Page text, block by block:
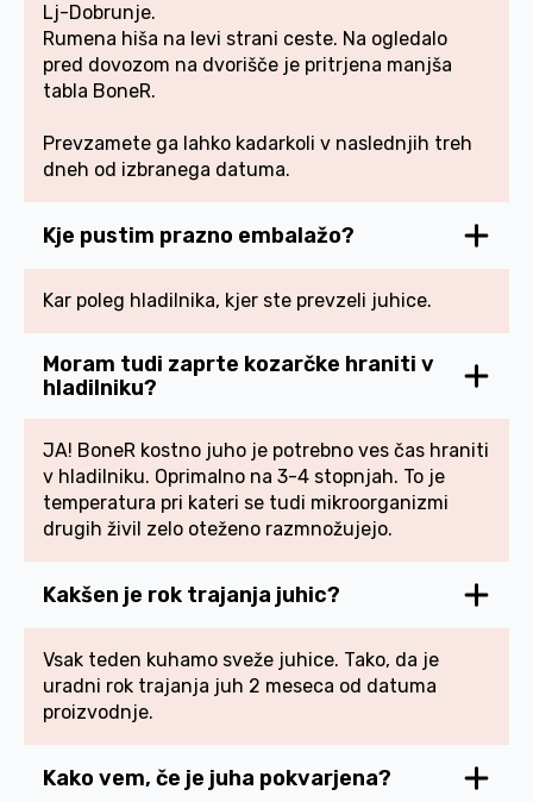
Lj-Dobrunje.
Rumena hiša na levi strani ceste. Na ogledalo
pred dovozom na dvorišče je pritrjena manjša
tabla BoneR.
Prevzamete ga lahko kadarkoli v naslednjih treh
dneh od izbranega datuma.
Kje pustim prazno embalažo?
Kar poleg hladilnika, kjer ste prevzeli juhice.
Moram tudi zaprte kozarčke hraniti v
hladilniku?
JA! BoneR kostno juho je potrebno ves čas hraniti
v hladilniku. Oprimalno na 3-4 stopnjah. To je
temperatura pri kateri se tudi mikroorganizmi
drugih živil zelo oteženo razmnožujejo.
Kakšen je rok trajanja juhic?
Vsak teden kuhamo sveže juhice. Tako, da je
uradni rok trajanja juh 2 meseca od datuma
proizvodnje.
Kako vem, če je juha pokvarjena?